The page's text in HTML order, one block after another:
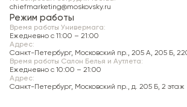
подтверждения.
chiefmarketing@moskovsky.ru
Режим работы
Время работы Универмага:
Ежедневно c 11:00 – 21:00
Адрес:
Санкт-Петербург, Московский пр., 205 А, 205 Б,
Время работы Салон Белья и Аутлета:
Ежедневно c 10:00 – 21:00
Адрес:
Санкт-Петербург, Московский пр., д. 205 Б, 2 этаж